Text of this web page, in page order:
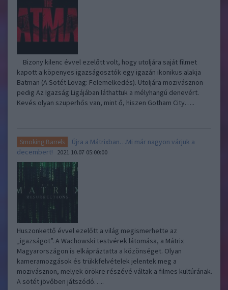
Bizony kilenc évvel ezelőtt volt, hogy utoljára saját filmet
kapott a köpenyes igazságosztók egy igazán ikonikus alakja
Batman (A Sötét Lovag: Felemelkedés). Utoljára mozivásznon
pedig Az Igazság Ligájában láthattuk a mélyhangú denevért.
Kevés olyan szuperhős van, mint ő, hiszen Gotham City…..
Smoking Barrels
Újra a Mátrixban…Mi már nagyon várjuk a
decembert!
2021.10.07 05:00:00
Huszonkettő évvel ezelőtt a világ megismerhette az
„igazságot”. A Wachowski testvérek látomása, a Mátrix
Magyarországon is elkápráztatta a közönséget. Olyan
kameramozgások és trükkfelvételek jelentek meg a
mozivásznon, melyek örökre részévé váltak a filmes kultúrának.
A sötét jövőben játszódó…..